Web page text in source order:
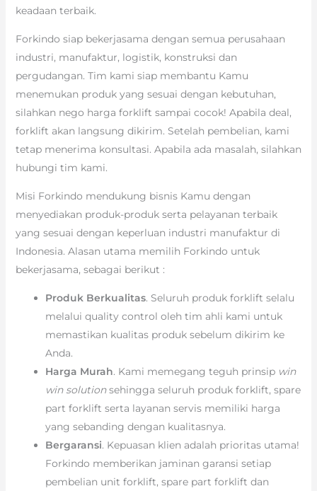
keadaan terbaik.
Forkindo siap bekerjasama dengan semua perusahaan
industri, manufaktur, logistik, konstruksi dan
pergudangan. Tim kami siap membantu Kamu
menemukan produk yang sesuai dengan kebutuhan,
silahkan nego harga forklift sampai cocok! Apabila deal,
forklift akan langsung dikirim. Setelah pembelian, kami
tetap menerima konsultasi. Apabila ada masalah, silahkan
hubungi tim kami.
Misi Forkindo mendukung bisnis Kamu dengan
menyediakan produk-produk serta pelayanan terbaik
yang sesuai dengan keperluan industri manufaktur di
Indonesia. Alasan utama memilih Forkindo untuk
bekerjasama, sebagai berikut :
Produk Berkualitas. Seluruh produk forklift selalu
melalui quality control oleh tim ahli kami untuk
memastikan kualitas produk sebelum dikirim ke
Anda.
Harga Murah. Kami memegang teguh prinsip win
win solutionsehingga seluruh produk forklift, spare
part forklift serta layanan servis memiliki harga
yang sebanding dengan kualitasnya.
Bergaransi. Kepuasan klien adalah prioritas utama!
Forkindo memberikan jaminan garansi setiap
pembelian unit forklift, spare part forklift dan